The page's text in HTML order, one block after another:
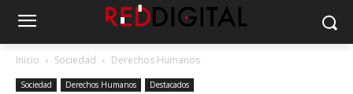
Inicio Sociedad Derechos Humanos
Sociedad Derechos Humanos Destacados